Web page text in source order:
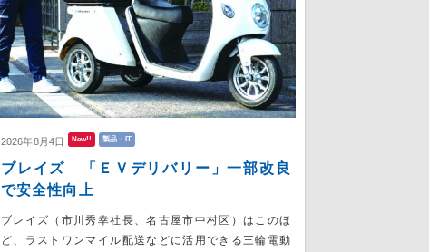
2026年8月4日 New!! 製品・IT
ブレイズ 「ＥＶデリバリー」一部改良
で安全性向上
ブレイズ（市川秀幸社長、名古屋市中村区）はこのほ
ど、ラストワンマイル配送などに活用できる三輪電動